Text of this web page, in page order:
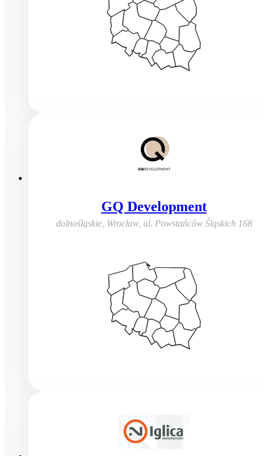
GQ Development
dolnośląskie, Wrocław, ul. Powstańców Śląskich 168